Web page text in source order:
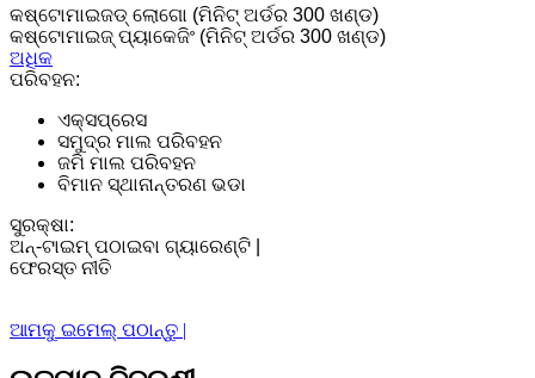
କଷ୍ଟୋମାଇଜଡ୍ ଲୋଗୋ (ମିନିଟ୍ ଅର୍ଡର 300 ଖଣ୍ଡ)
କଷ୍ଟୋମାଇଜ୍ ପ୍ୟାକେଜିଂ (ମିନିଟ୍ ଅର୍ଡର 300 ଖଣ୍ଡ)
ଅଧିକ
ପରିବହନ:
ଏକ୍ସପ୍ରେସ
ସମୁଦ୍ର ମାଲ ପରିବହନ
ଜମି ମାଲ ପରିବହନ
ବିମାନ ସ୍ଥାନାନ୍ତରଣ ଭଡା
ସୁରକ୍ଷା:
ଅନ୍-ଟାଇମ୍ ପଠାଇବା ଗ୍ୟାରେଣ୍ଟି |
ଫେରସ୍ତ ନୀତି
ଆମକୁ ଇମେଲ୍ ପଠାନ୍ତୁ |